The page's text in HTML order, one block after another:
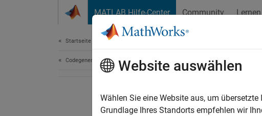
MATLAB Hilfe-Center Community Lernen
Startseite der Dokumentation
Codegenerierung Website auswählen
Wählen Sie eine Website aus, um
Grundlage Ihres Standorts empfehlen wir